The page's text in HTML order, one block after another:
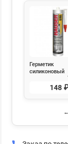
Герметик
силиконовый
бесцветный
148